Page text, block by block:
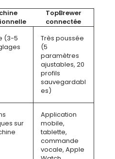
TopBrewer
connectée
(3-5
Très poussée
(5
paramètres
ajustables, 20
profils
sauvegardabl
es)
sur
Application
mobile,
tablette,
commande
vocale, Apple